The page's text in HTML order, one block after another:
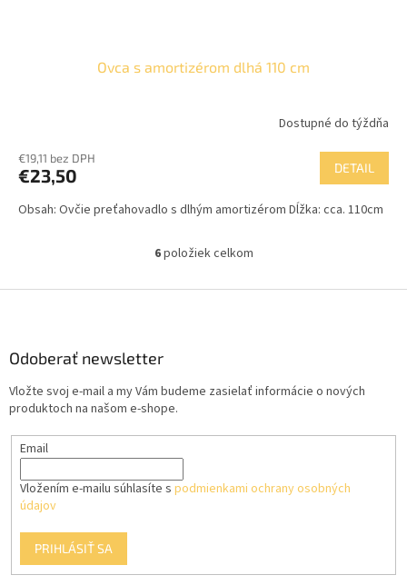
Ovca s amortizérom dlhá 110 cm
Dostupné do týždňa
€19,11 bez DPH
€23,50 DETAIL
Obsah: Ovčie preťahovadlo s dlhým amortizérom Dĺžka: cca. 110cm
O
l
e
r
y
s
6položiek celkom
Odoberať newsletter
Vložte svoj e-mail a my Vám budeme zasielať informácie o nových
produktoch na našom e-shope.
Email
Vložením e-mailu súhlasíte s podmienkami ochrany osobných
údajov
PRIHLÁSIŤ SA